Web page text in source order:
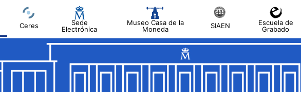
Ceres
Sede
Electrónica
Museo Casa de la
Moneda
SIAEN
Escuela de
Grabado
Mostrar/Ocultar